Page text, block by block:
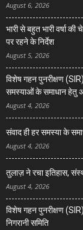
August 6, 2026
भारी से बहुत भारी वर्षा
पर रहने के निर्देश
August 5, 2026
विशेष गहन पुनरीक्षण
समस्याओं के समाधान हेतु
August 4, 2026
संवाद ही हर समस्या के
August 4, 2026
तुलाज़ ने रचा इतिहास,
August 4, 2026
विशेष गहन पुनरीक्षण
निगरानी समिति